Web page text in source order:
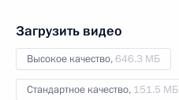
Загрузить видео
Высокое качество,646.3 МБ
Стандартное качество, 151.5 МБ